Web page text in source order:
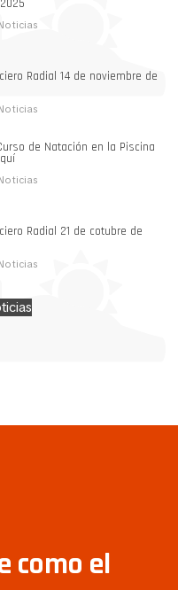
Radial 14 de noviembre de
de Natación en la Piscina
Radial 21 de cotubre de
como el